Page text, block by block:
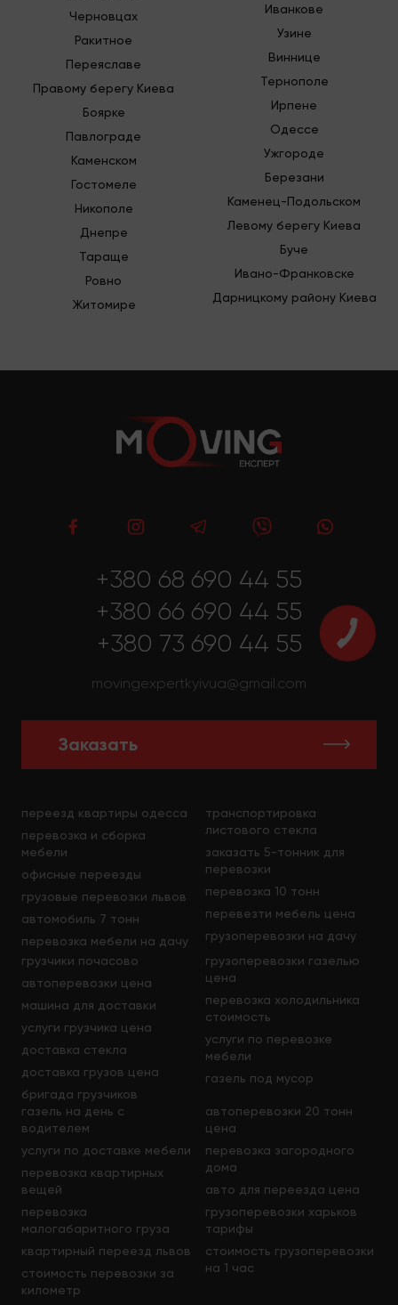
Черновцах
Ракитное
Переяславе
Правому берегу Киева
Боярке
Павлограде
Каменском
Гостомеле
Никополе
Днепре
Тараще
Ровно
Житомире
Иванкове
Узине
Виннице
Тернополе
Ирпене
Одессе
Ужгороде
Березани
Каменец-Подольском
Левому берегу Киева
Буче
Ивано-Франковске
Дарницкому району Киева
+380 68 690 44 55
+380 66 690 44 55
+380 73 690 44 55
movingexpertkyivua@gmail.com
Заказать
переезд квартиры одесса
перевозка и сборка
мебели
офисные переезды
грузовые перевозки львов
автомобиль 7 тонн
перевозка мебели на дачу
транспортировка
листового стекла
заказать 5-тонник для
перевозки
перевозка 10 тонн
перевезти мебель цена
грузоперевозки на дачу
грузчики почасово
автоперевозки цена
машина для доставки
услуги грузчика цена
доставка стекла
доставка грузов цена
бригада грузчиков
грузоперевозки газелью
цена
перевозка холодильника
стоимость
услуги по перевозке
мебели
газель под мусор
газель на день с
водителем
услуги по доставке мебели
перевозка квартирных
вещей
перевозка
малогабаритного груза
квартирный переезд львов
стоимость перевозки за
километр
автоперевозки 20 тонн
цена
перевозка загородного
дома
авто для переезда цена
грузоперевозки харьков
тарифы
стоимость грузоперевозки
на 1 час